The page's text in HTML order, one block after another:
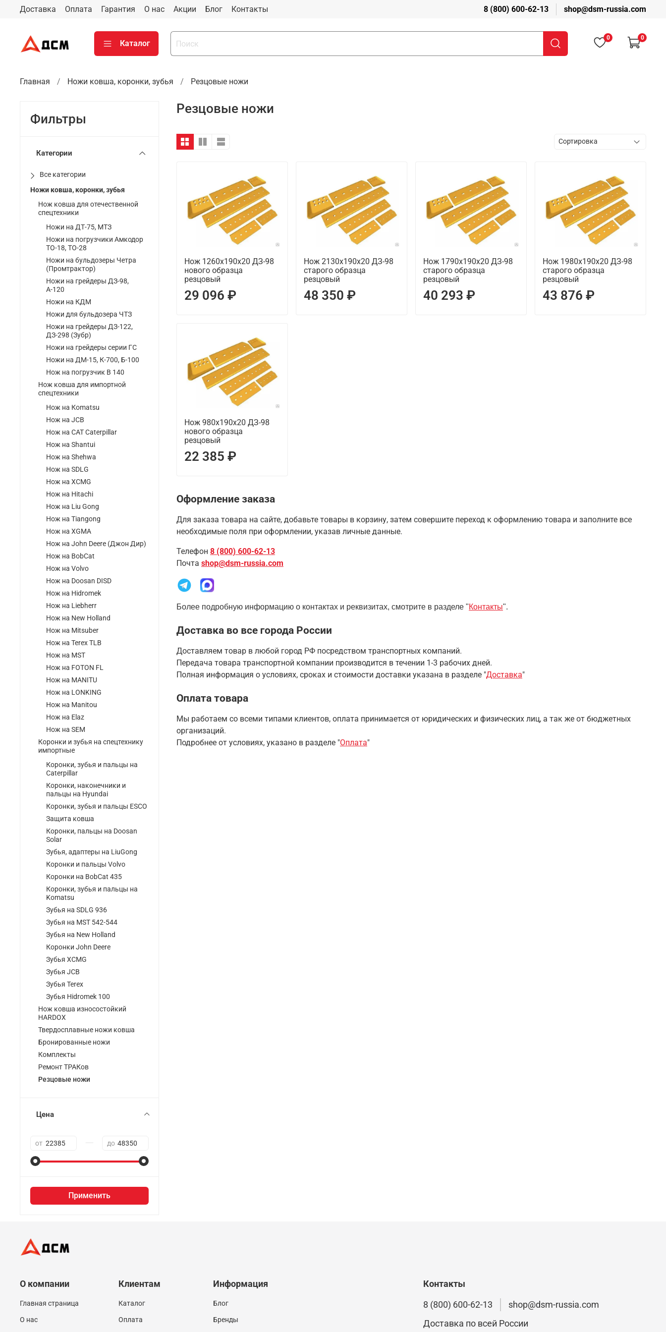
Доставка Оплата Гарантия О нас Акции Блог Контакты 8 (800) 600-62-13 shop@dsm-russia.com
Каталог
0 0
Главная Ножи ковша, коронки, зубья Резцовые ножи
Резцовые ножи
Нож 1260х190х20 ДЗ-98
нового образца
резцовый
29 096 ₽
Нож 2130х190х20 ДЗ-98
старого образца
резцовый
48 350 ₽
Нож 1790х190х20 ДЗ-98
старого образца
резцовый
40 293 ₽
Нож 1980х190х20 ДЗ-98
старого образца
резцовый
43 876 ₽
Нож 980х190х20 ДЗ-98
нового образца
резцовый
22 385 ₽
Оформление заказа
Для заказа товара на сайте, добавьте товары в корзину, затем совершите переход к оформлению товара и заполните все
необходимые поля при оформлении, указав личные данные.
Телефон 8 (800) 600-62-13
Почта shop@dsm-russia.com
Более подробную информацию о контактах и реквизитах, смотрите в разделе "Контакты".
Доставка во все города России
Доставляем товар в любой город РФ посредством транспортных компаний.
Передача товара транспортной компании производится в течении 1-3 рабочих дней.
Полная информация о условиях, сроках и стоимости доставки указана в разделе "Доставка"
Оплата товара
Мы работаем со всеми типами клиентов, оплата принимается от юридических и физических лиц, а так же от бюджетных
организаций.
Подробнее от условиях, указано в разделе "Оплата"
Фильтры
Категории
Все категории
Ножи ковша, коронки, зубья
Нож ковша для отечественной
спецтехники
Ножи на ДТ-75, МТЗ
Ножи на погрузчики Амкодор
ТО-18, ТО-28
Ножи на бульдозеры Четра
(Промтрактор)
Ножи на грейдеры ДЗ-98,
А-120
Ножи на КДМ
Ножи для бульдозера ЧТЗ
Ножи на грейдеры ДЗ-122,
ДЗ-298 (Зубр)
Ножи на грейдеры серии ГС
Ножи на ДМ-15, К-700, Б-100
Нож на погрузчик В 140
Нож ковша для импортной
спецтехники
Нож на Кomatsu
Нож на JCB
Нож на CAT Caterpillar
Нож на Shantui
Нож на Shehwa
Нож на SDLG
Нож на XCMG
Нож на Hitachi
Нож на Liu Gong
Нож на Tiangong
Нож на XGMA
Нож на John Deere (Джон Дир)
Нож на BobCat
Нож на Volvo
Нож на Doosan DISD
Нож на Hidromek
Нож на Liebherr
Нож на New Holland
Нож на Mitsuber
Нож на Terex TLB
Нож на MST
Нож на FOTON FL
Нож на MANITU
Нож на LONKING
Нож на Manitou
Нож на Elaz
Нож на SEM
Коронки и зубья на спецтехнику
импортные
Коронки, зубья и пальцы на
Caterpillar
Коронки, наконечники и
пальцы на Hyundai
Коронки, зубья и пальцы ESCO
Защита ковша
Коронки, пальцы на Doosan
Solar
Зубья, адаптеры на LiuGong
Коронки и пальцы Volvo
Коронки на BobCat 435
Коронки, зубья и пальцы на
Komatsu
Зубья на SDLG 936
Зубья на MST 542-544
Зубья на New Holland
Коронки John Deere
Зубья XCMG
Зубья JCB
Зубья Terex
Зубья Hidromek 100
Нож ковша износостойкий
HARDOX
Твердосплавные ножи ковша
Бронированные ножи
Комплекты
Ремонт ТРАКов
Резцовые ножи
Цена
от до
Применить
О компании
Главная страница
О нас
Клиентам
Каталог
Оплата
Информация
Блог
Бренды
Контакты
8 (800) 600-62-13
shop@dsm-russia.com
Доставка по всей России